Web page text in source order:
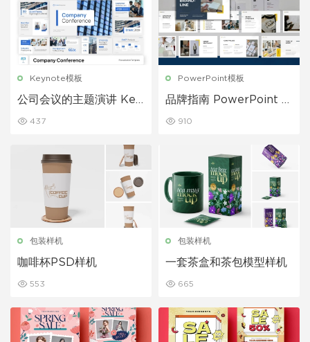
Keynote模板
公司会议的主题演讲 Key
437
PowerPoint模板
品牌指南 PowerPoint 演
910
包装样机
咖啡杯PSD样机
553
包装样机
一套茶盒和茶包模型样机
665